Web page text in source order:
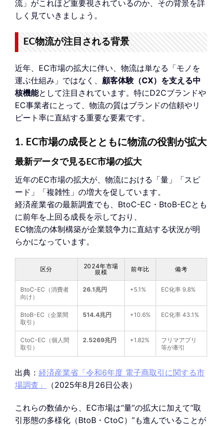
流」がこれほど重要視されているのか、その背景を詳
しく見ていきましょう。
EC物流が注目される背景
近年、EC市場の拡大に伴い、物流は単なる「モノを
運ぶ仕組み」ではなく、 顧客体験（CX）を支える中
核機能として注目されています。特にD2Cブランドや
EC事業者にとって、物流の質はブランドの信頼やリ
ピート率に直結する重要な要素です。
1. EC市場の成長とともに物流の役割が拡大
最新データで見るEC市場の拡大
近年のEC市場の拡大が、物流における「量」「スピ
ード」「複雑性」の増大を促しています。
経済産業省の最新調査でも、BtoC-EC・BtoB-ECとも
に前年を上回る成長を示しており、
EC物流の体制構築が企業競争力に直結する状況が明
らかになっています。
区分
2024年市場
規模
前年比 備考
BtoC-EC（消費者
向け）
26.1兆円 +5.1% EC化率 9.8%
BtoB-EC（企業間
取引）
514.4兆円 +10.6% EC化率 43.1%
CtoC-EC（個人間
取引）
2.5269兆円 +1.82%
フリマアプリ
等が牽引
出典： 経済産業省「令和6年度 電子商取引に関する市
場調査」
（2025年8月26日公表）
これらの数値から、EC市場は“量”の拡大に加えて“取
引形態の多様化（BtoB・CtoC）”も進んでいることが